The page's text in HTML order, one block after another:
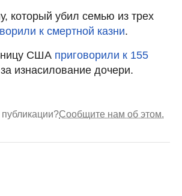
который убил семью из трех
к смертной казни.
США приговорили к 155
за изнасилование дочери.
Сообщите нам об этом.